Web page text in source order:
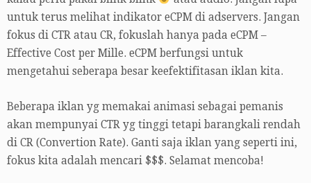
untuk terus melihat indikator eCPM di adservers. Jangan
fokus di CTR atau CR, fokuslah hanya pada eCPM –
Effective Cost per Mille. eCPM berfungsi untuk
mengetahui seberapa besar keefektifitasan iklan kita.
Beberapa iklan yg memakai animasi sebagai pemanis
akan mempunyai CTR yg tinggi tetapi barangkali rendah
di CR (Convertion Rate). Ganti saja iklan yang seperti ini,
fokus kita adalah mencari $$$. Selamat mencoba!